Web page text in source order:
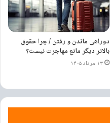
دوراهی ماندن و رفتن / چرا حقوق
بالاتر دیگر مانع مهاجرت نیست؟
۱۳ مرداد ۱۴۰۵